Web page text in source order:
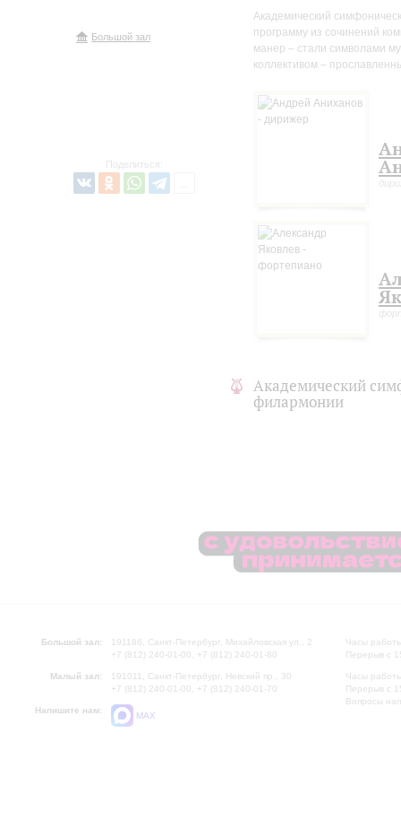
Большой зал
Поделиться:
Академический
программу из сочинений
манер – стали символами
коллективом –
Академический
филармонии
Большой зал:
191186, Санкт-Петербург, Михайловская ул., 2
+7 (812) 240-01-00, +7 (812) 240-01-80
Малый зал:
191011, Санкт-Петербург, Невский пр., 30
+7 (812) 240-01-00, +7 (812) 240-01-70
Напишите нам:
MAX
Часы
Перерыв с
Часы
Перерыв с
Вопросы